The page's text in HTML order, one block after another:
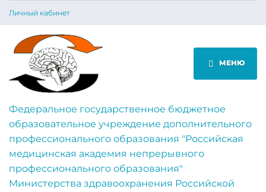
Личный кабинет
МЕНЮ
Федеральное государственное бюджетное
образовательное учреждение дополнительного
профессионального образования "Российская
медицинская академия непрерывного
профессионального образования"
Министерства здравоохранения Российской